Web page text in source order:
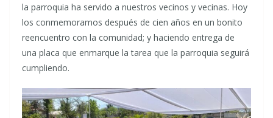
la parroquia ha servido a nuestros vecinos y vecinas. Hoy
los conmemoramos después de cien años en un bonito
reencuentro con la comunidad; y haciendo entrega de
una placa que enmarque la tarea que la parroquia seguirá
cumpliendo.